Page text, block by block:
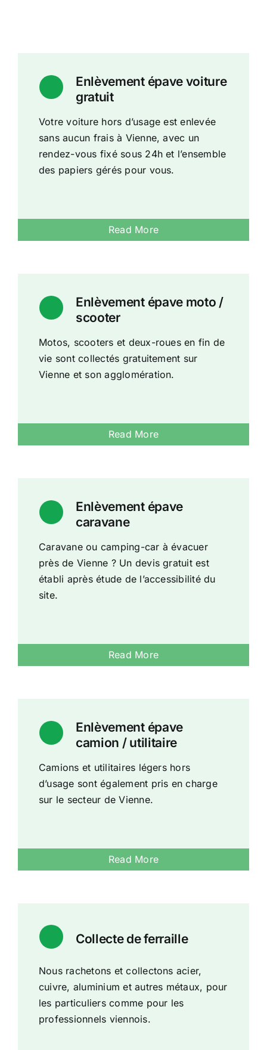
Enlèvement épave voiture
gratuit
Votre voiture hors d’usage est enlevée
sans aucun frais à Vienne, avec un
rendez-vous fixé sous 24h et l’ensemble
des papiers gérés pour vous.
Read More
Enlèvement épave moto /
scooter
Motos, scooters et deux-roues en fin de
vie sont collectés gratuitement sur
Vienne et son agglomération.
Read More
Enlèvement épave
caravane
Caravane ou camping-car à évacuer
près de Vienne ? Un devis gratuit est
établi après étude de l’accessibilité du
site.
Read More
Enlèvement épave
camion / utilitaire
Camions et utilitaires légers hors
d’usage sont également pris en charge
sur le secteur de Vienne.
Read More
Collecte de ferraille
Nous rachetons et collectons acier,
cuivre, aluminium et autres métaux, pour
les particuliers comme pour les
professionnels viennois.